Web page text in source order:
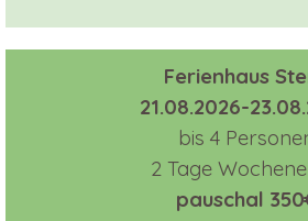
Ferienhaus
21.08.2026-
bis 4
2 Tage
pauschal